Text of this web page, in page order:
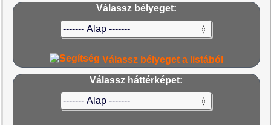
Válassz bélyeget:
Válassz bélyeget a listából
Válassz háttérképet: